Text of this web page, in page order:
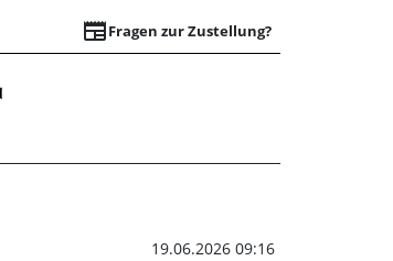
newspaperFragen zur Zustellung?
Camissio-Camp |
19.06.2026 09:16